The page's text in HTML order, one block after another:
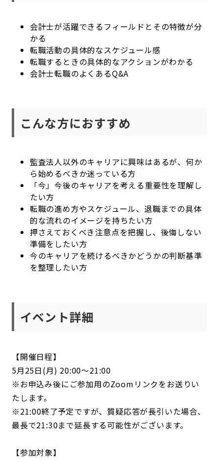
会計士が活躍できるフィールドとその特徴が分
かる
転職活動の具体的なスケジュール感
転職するときの具体的なアクションがわかる
会計士転職のよくあるQ&A
こんな方におすすめ
監査法人以外のキャリアに興味はあるが、何か
ら始めるべきか迷っている方
「今」今後のキャリアを考える重要性を理解し
たい方
転職の進め方やスケジュール、退職までの具体
的な流れのイメージを持ちたい方
押さえておくべき注意点を把握し、後悔しない
準備をしたい方
今のキャリアを続けるべきかどうかの判断基準
を整理したい方
イベント詳細
【開催日程】
5月25日(月) 20:00～21:00
※お申込み後にご参加用のZoomリンクをお送りい
たします。
※21:00終了予定ですが、質疑応答が長引いた場合、
最長で21:30まで延長する可能性がございます。
【参加対象】